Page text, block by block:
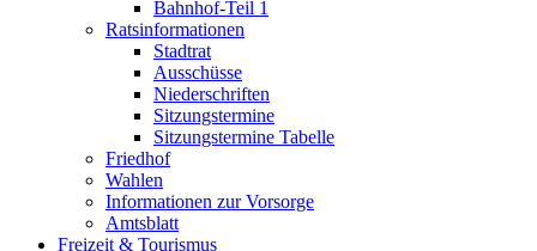
Bahnhof-Teil 1
Ratsinformationen
Stadtrat
Ausschüsse
Niederschriften
Sitzungstermine
Sitzungstermine Tabelle
Friedhof
Wahlen
Informationen zur Vorsorge
Amtsblatt
Freizeit & Tourismus